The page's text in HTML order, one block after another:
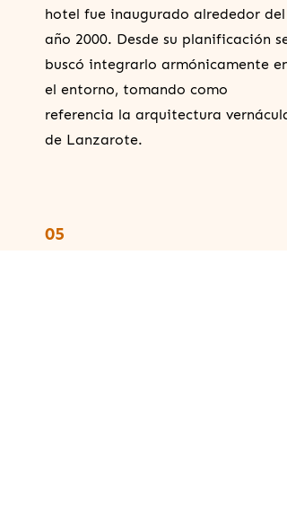
hotel fue inaugurado alrededor del
año 2000. Desde su planificación se
buscó integrarlo armónicamente en
el entorno, tomando como
referencia la arquitectura vernácula
de Lanzarote.
05